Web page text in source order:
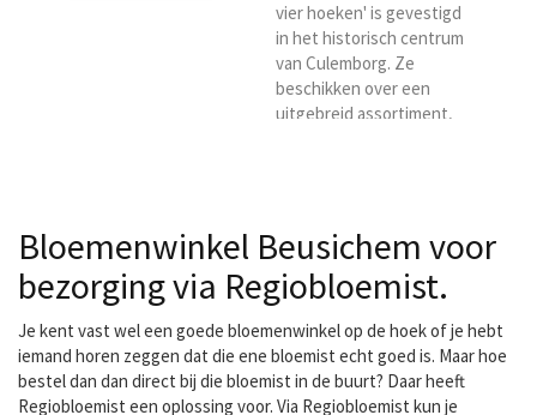
vier hoeken' is gevestigd
in het historisch centrum
van Culemborg. Ze
beschikken over een
uitgebreid assortiment,
Bloemenwinkel Beusichem voor
bezorging via Regiobloemist.
Je kent vast wel een goede bloemenwinkel op de hoek of je hebt
iemand horen zeggen dat die ene bloemist echt goed is. Maar hoe
bestel dan dan direct bij die bloemist in de buurt? Daar heeft
Regiobloemist een oplossing voor. Via Regiobloemist kun je